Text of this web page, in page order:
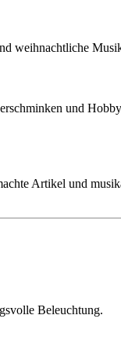
weihnachtliche
und
Artikel und
Beleuchtung.